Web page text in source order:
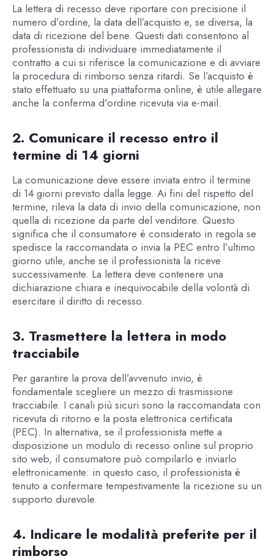
La lettera di recesso deve riportare con precisione il
numero d’ordine, la data dell’acquisto e, se diversa, la
data di ricezione del bene. Questi dati consentono al
professionista di individuare immediatamente il
contratto a cui si riferisce la comunicazione e di avviare
la procedura di rimborso senza ritardi. Se l’acquisto è
stato effettuato su una piattaforma online, è utile allegare
anche la conferma d'ordine ricevuta via e-mail.
2. Comunicare il recesso entro il
termine di 14 giorni
La comunicazione deve essere inviata entro il termine
di 14 giorni previsto dalla legge. Ai fini del rispetto del
termine, rileva la data di invio della comunicazione, non
quella di ricezione da parte del venditore. Questo
significa che il consumatore è considerato in regola se
spedisce la raccomandata o invia la PEC entro l’ultimo
giorno utile, anche se il professionista la riceve
successivamente. La lettera deve contenere una
dichiarazione chiara e inequivocabile della volontà di
esercitare il diritto di recesso.
3. Trasmettere la lettera in modo
tracciabile
Per garantire la prova dell’avvenuto invio, è
fondamentale scegliere un mezzo di trasmissione
tracciabile. I canali più sicuri sono la raccomandata con
ricevuta di ritorno e la posta elettronica certificata
(PEC). In alternativa, se il professionista mette a
disposizione un modulo di recesso online sul proprio
sito web, il consumatore può compilarlo e inviarlo
elettronicamente: in questo caso, il professionista è
tenuto a confermare tempestivamente la ricezione su un
supporto durevole.
4. Indicare le modalità preferite per il
rimborso